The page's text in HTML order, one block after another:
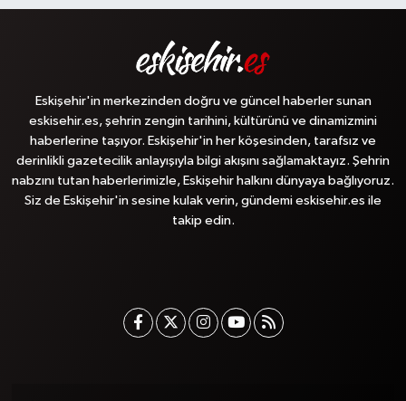
Eskişehir'in merkezinden doğru ve güncel haberler sunan
eskisehir.es, şehrin zengin tarihini, kültürünü ve dinamizmini
haberlerine taşıyor. Eskişehir'in her köşesinden, tarafsız ve
derinlikli gazetecilik anlayışıyla bilgi akışını sağlamaktayız. Şehrin
nabzını tutan haberlerimizle, Eskişehir halkını dünyaya bağlıyoruz.
Siz de Eskişehir'in sesine kulak verin, gündemi eskisehir.es ile
takip edin.